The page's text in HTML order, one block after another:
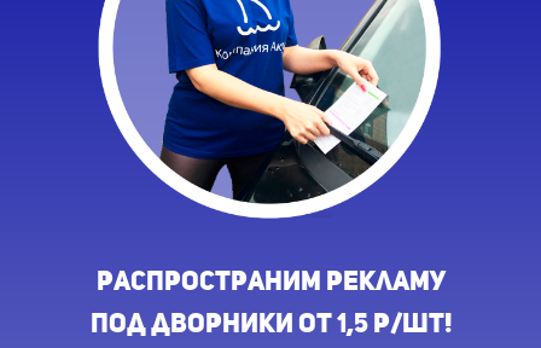
распространим рекламу
под дворники от 1,5 р/шт!